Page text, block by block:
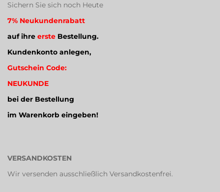
Sichern Sie sich noch Heute
7% Neukundenrabatt
auf ihre erste Bestellung.
Kundenkonto anlegen,
Gutschein Code:
NEUKUNDE
bei der Bestellung
im Warenkorb eingeben!
VERSANDKOSTEN
Wir versenden ausschließlich Versandkostenfrei.